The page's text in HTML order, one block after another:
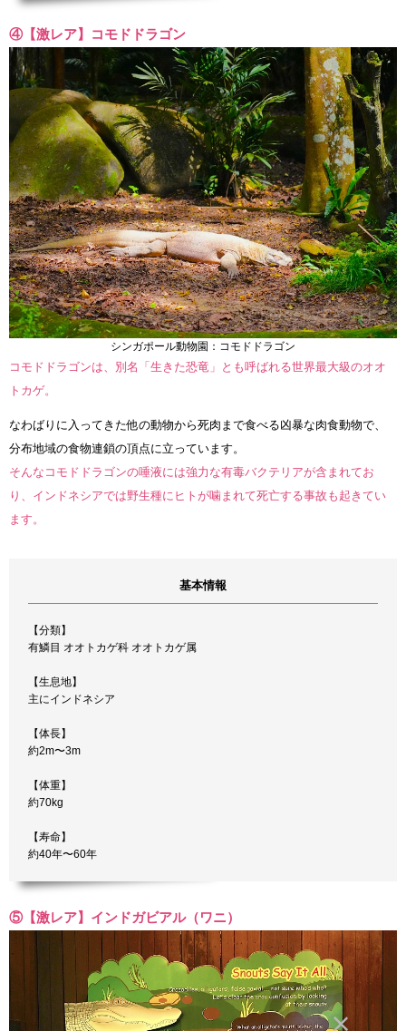
④【激レア】コモドドラゴン
シンガポール動物園：コモドドラゴン
コモドドラゴンは、別名「生きた恐竜」とも呼ばれる世界最大級のオオ
トカゲ。
なわばりに入ってきた他の動物から死肉まで食べる凶暴な肉食動物で、
分布地域の食物連鎖の頂点に立っています。
そんなコモドドラゴンの唾液には強力な有毒バクテリアが含まれてお
り、インドネシアでは野生種にヒトが噛まれて死亡する事故も起きてい
ます。
基本情報
【分類】
有鱗目 オオトカゲ科 オオトカゲ属
【生息地】
主にインドネシア
【体長】
約2m〜3m
【体重】
約70kg
【寿命】
約40年〜60年
⑤【激レア】インドガビアル（ワニ）